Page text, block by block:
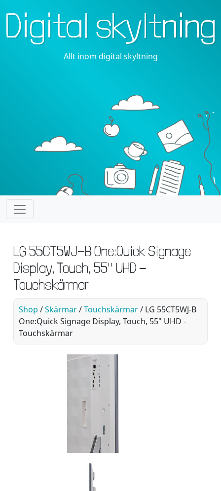
Digital skyltning
Allt inom digital skyltning
LG 55CT5WJ-B One:Quick Signage
Display, Touch, 55" UHD -
Touchskärmar
Shop /Skärmar/Touchskärmar/ LG 55CT5WJ-B
One:Quick Signage Display, Touch, 55" UHD -
Touchskärmar